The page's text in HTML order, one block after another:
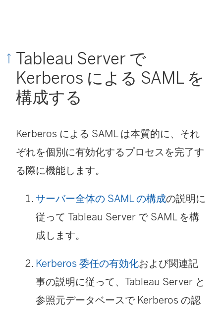
Tableau Server で
Kerberos による SAML を
構成する
Kerberos による SAML は本質的に、それ
ぞれを個別に有効化するプロセスを完了す
る際に機能します。
サーバー全体の SAML の構成の説明に
従って Tableau Server で SAML を構
成します。
Kerberos 委任の有効化および関連記
事の説明に従って、Tableau Server と
参照元データベースで Kerberos の認